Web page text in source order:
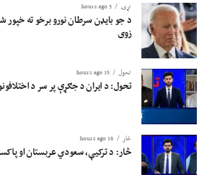
نړۍ 3 hours ago
د جو بایډن سرطان نورو برخو ته خپور
زوی
تحول 15 hours ago
تحول: د ایران د جګړې پر سر د اختلافونو
څار 16 hours ago
څار: د ترکیې، سعودي عربستان او